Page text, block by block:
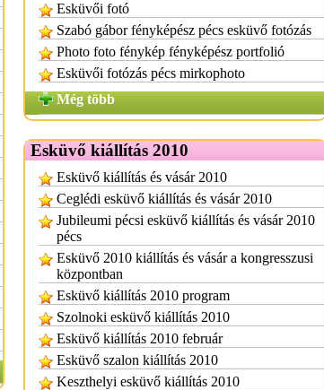
Esküvői fotó
Szabó gábor fényképész pécs esküvő fotózás
Photo foto fénykép fényképész portfolió
Esküvői fotózás pécs mirkophoto
Még több
Esküvő kiállítás 2010
Esküvő kiállítás és vásár 2010
Ceglédi esküvő kiállítás és vásár 2010
Jubileumi pécsi esküvő kiállítás és vásár 2010
pécs
Esküvő 2010 kiállítás és vásár a kongresszusi
központban
Esküvő kiállítás 2010 program
Szolnoki esküvő kiállítás 2010
Esküvő kiállítás 2010 február
Esküvő szalon kiállítás 2010
Keszthelyi esküvő kiállítás 2010